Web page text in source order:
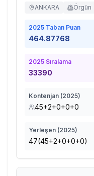
ANKARA Örgün
2025 Taban Puan
464.87768
2025 Sıralama
33390
Kontenjan (2025)
45+2+0+0+0
Yerleşen (2025)
47(45+2+0+0+0)